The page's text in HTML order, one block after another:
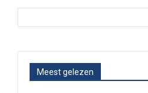
Meest gelezen